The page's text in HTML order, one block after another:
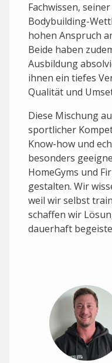
Fachwissen,
Bodybuilding-
hohen Anspruch
Beide haben
Ausbildung
ihnen ein tiefes
Qualität und
Diese Mischung
sportlicher
Know-how und
besonders
HomeGyms und
gestalten. Wir
weil wir selbst
schaffen wir
dauerhaft